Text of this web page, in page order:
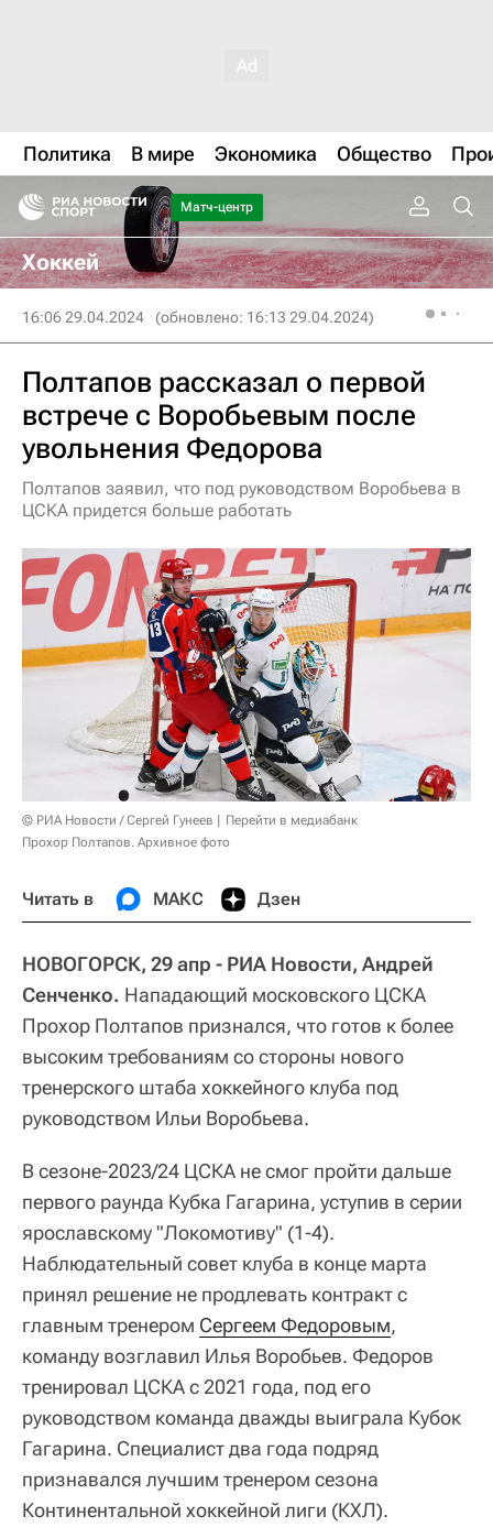
Политика В мире Экономика Общество
Матч-центр
Хоккей
16:06 29.04.2024 (обновлено: 16:13 29.04.2024)
Полтапов рассказал о первой
встрече с Воробьевым после
увольнения Федорова
Полтапов заявил, что под руководством Воробьева в
ЦСКА придется больше работать
© РИА Новости / Сергей Гунеев
Перейти в медиабанк
Прохор Полтапов. Архивное фото
Читать в МАКС Дзен
НОВОГОРСК, 29 апр - РИА Новости, Андрей
Сенченко. Нападающий московского ЦСКА
Прохор Полтапов признался, что готов к более
высоким требованиям со стороны нового
тренерского штаба хоккейного клуба под
руководством Ильи Воробьева.
В сезоне-2023/24 ЦСКА не смог пройти дальше
первого раунда Кубка Гагарина, уступив в серии
ярославскому "Локомотиву" (1-4).
Наблюдательный совет клуба в конце марта
принял решение не продлевать контракт с
главным тренером Сергеем Федоровым,
команду возглавил Илья Воробьев. Федоров
тренировал ЦСКА с 2021 года, под его
руководством команда дважды выиграла Кубок
Гагарина. Специалист два года подряд
признавался лучшим тренером сезона
Континентальной хоккейной лиги (КХЛ).